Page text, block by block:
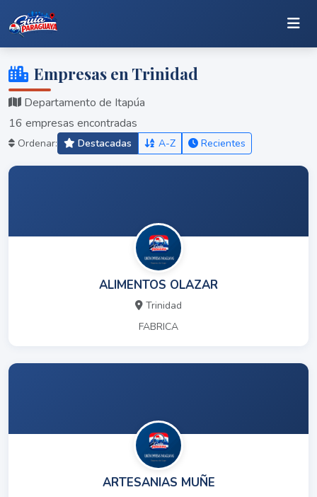
Empresas en Trinidad
Departamento de Itapúa
16 empresas encontradas
Ordenar: Destacadas A-Z Recientes
ALIMENTOS OLAZAR
Trinidad
FABRICA
ARTESANIAS MUÑE